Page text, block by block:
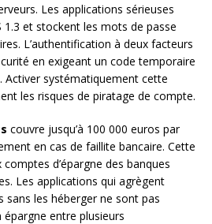
Les applications sérieuses
et stockent les mots de passe
L’authentification à deux facteurs
en exigeant un code temporaire
Activer systématiquement cette
les risques de piratage de compte.
couvre jusqu’à 100 000 euros par
en cas de faillite bancaire. Cette
d’épargne des banques
Les applications qui agrègent
les héberger ne sont pas
entre plusieurs